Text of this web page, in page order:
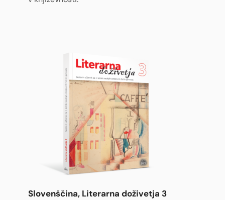
Slovenščina, Literarna doživetja 3